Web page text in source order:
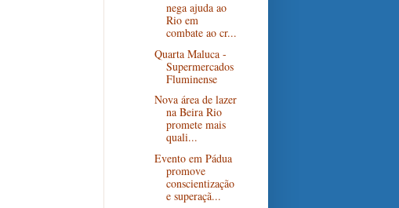
nega ajuda ao
Rio em
combate ao cr...
Quarta Maluca -
Supermercados
Fluminense
Nova área de lazer
na Beira Rio
promete mais
quali...
Evento em Pádua
promove
conscientização
e superaçã...